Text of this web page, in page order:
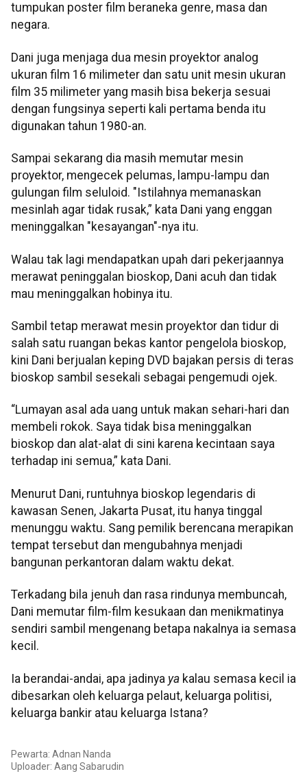
tumpukan poster film beraneka genre, masa dan
negara.
Dani juga menjaga dua mesin proyektor analog
ukuran film 16 milimeter dan satu unit mesin ukuran
film 35 milimeter yang masih bisa bekerja sesuai
dengan fungsinya seperti kali pertama benda itu
digunakan tahun 1980-an.
Sampai sekarang dia masih memutar mesin
proyektor, mengecek pelumas, lampu-lampu dan
gulungan film seluloid. "Istilahnya memanaskan
mesinlah agar tidak rusak,” kata Dani yang enggan
meninggalkan "kesayangan"-nya itu.
Walau tak lagi mendapatkan upah dari pekerjaannya
merawat peninggalan bioskop, Dani acuh dan tidak
mau meninggalkan hobinya itu.
Sambil tetap merawat mesin proyektor dan tidur di
salah satu ruangan bekas kantor pengelola bioskop,
kini Dani berjualan keping DVD bajakan persis di teras
bioskop sambil sesekali sebagai pengemudi ojek.
“Lumayan asal ada uang untuk makan sehari-hari dan
membeli rokok. Saya tidak bisa meninggalkan
bioskop dan alat-alat di sini karena kecintaan saya
terhadap ini semua,” kata Dani.
Menurut Dani, runtuhnya bioskop legendaris di
kawasan Senen, Jakarta Pusat, itu hanya tinggal
menunggu waktu. Sang pemilik berencana merapikan
tempat tersebut dan mengubahnya menjadi
bangunan perkantoran dalam waktu dekat.
Terkadang bila jenuh dan rasa rindunya membuncah,
Dani memutar film-film kesukaan dan menikmatinya
sendiri sambil mengenang betapa nakalnya ia semasa
kecil.
Ia berandai-andai, apa jadinya ya kalau semasa kecil ia
dibesarkan oleh keluarga pelaut, keluarga politisi,
keluarga bankir atau keluarga Istana?
Pewarta: Adnan Nanda
Uploader: Aang Sabarudin